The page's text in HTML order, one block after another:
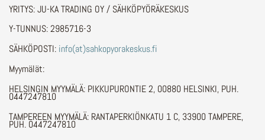
YRITYS: JU-KA TRADING OY / SÄHKÖPYÖRÄKESKUS
Y-TUNNUS: 2985716-3
SÄHKÖPOSTI: info(at)sahkopyorakeskus.fi
Myymälät:
HELSINGIN MYYMÄLÄ: PIKKUPURONTIE 2, 00880 HELSINKI, PUH.
0447247810
TAMPEREEN MYYMÄLÄ: RANTAPERKIÖNKATU 1 C, 33900 TAMPERE,
PUH. 0447247810